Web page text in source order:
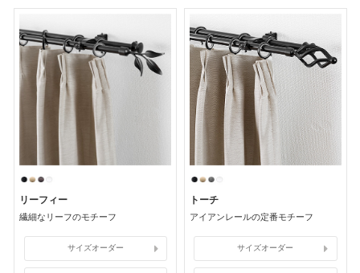
リーフィー
繊細なリーフのモチーフ
サイズオーダー
トーチ
アイアンレールの定番モチーフ
サイズオーダー